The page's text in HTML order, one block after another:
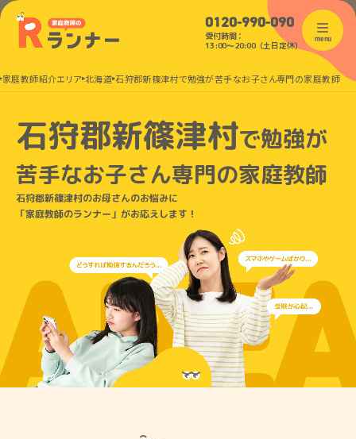
0120-990-090
受付時間：
13:00〜20:00（土日定休）
menu
家庭教師紹介エリア 北海道 石狩郡新篠津村で勉強が苦手なお子さん専門の家庭教師
石狩郡新篠津村で勉強が
苦手なお子さん専門の家庭教師
石狩郡新篠津村のお母さんのお悩みに
「家庭教師のランナー」がお応えします！